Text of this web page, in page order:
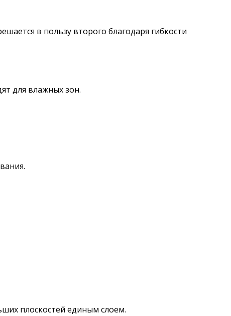
в пользу второго благодаря гибкости
для влажных зон.
плоскостей единым слоем.